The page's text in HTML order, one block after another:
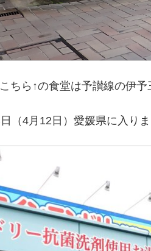
ちら↑の食堂は予讃線の伊予
（4月12日）愛媛県に入りま